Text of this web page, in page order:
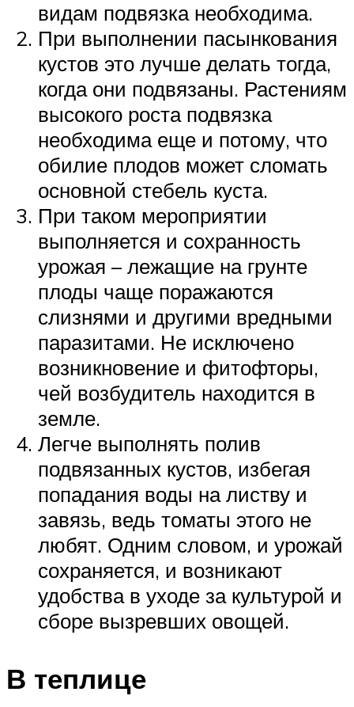
видам подвязка необходима.
При выполнении пасынкования
кустов это лучше делать тогда,
когда они подвязаны. Растениям
высокого роста подвязка
необходима еще и потому, что
обилие плодов может сломать
основной стебель куста.
При таком мероприятии
выполняется и сохранность
урожая – лежащие на грунте
плоды чаще поражаются
слизнями и другими вредными
паразитами. Не исключено
возникновение и фитофторы,
чей возбудитель находится в
земле.
Легче выполнять полив
подвязанных кустов, избегая
попадания воды на листву и
завязь, ведь томаты этого не
любят. Одним словом, и урожай
сохраняется, и возникают
удобства в уходе за культурой и
сборе вызревших овощей.
В теплице